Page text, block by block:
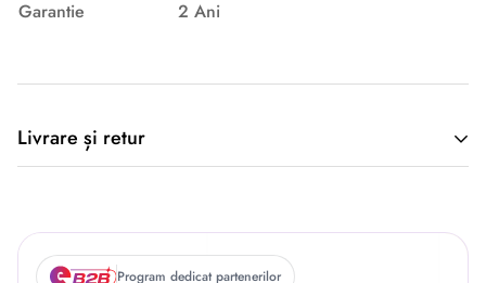
Garantie
2 Ani
Livrare și retur
🚚 Politica de Livrare –
Program dedicat partenerilor